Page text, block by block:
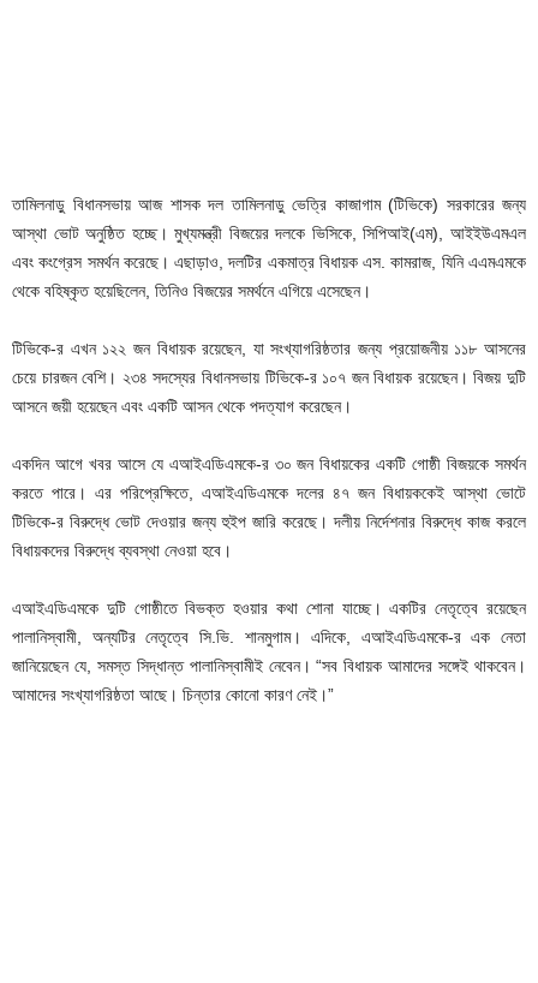
তামিলনাড়ু বিধানসভায় আজ শাসক দল তামিলনাড়ু ভেত্রি কাজাগাম (টিভিকে) সরকারের জন্য
আস্থা ভোট অনুষ্ঠিত হচ্ছে। মুখ্যমন্ত্রী বিজয়ের দলকে ভিসিকে, সিপিআই(এম), আইইউএমএল
এবং কংগ্রেস সমর্থন করেছে। এছাড়াও, দলটির একমাত্র বিধায়ক এস. কামরাজ, যিনি এএমএমকে
থেকে বহিষ্কৃত হয়েছিলেন, তিনিও বিজয়ের সমর্থনে এগিয়ে এসেছেন।
টিভিকে-র এখন ১২২ জন বিধায়ক রয়েছেন, যা সংখ্যাগরিষ্ঠতার জন্য প্রয়োজনীয় ১১৮ আসনের
চেয়ে চারজন বেশি। ২৩৪ সদস্যের বিধানসভায় টিভিকে-র ১০৭ জন বিধায়ক রয়েছেন। বিজয় দুটি
আসনে জয়ী হয়েছেন এবং একটি আসন থেকে পদত্যাগ করেছেন।
একদিন আগে খবর আসে যে এআইএডিএমকে-র ৩০ জন বিধায়কের একটি গোষ্ঠী বিজয়কে সমর্থন
করতে পারে। এর পরিপ্রেক্ষিতে, এআইএডিএমকে দলের ৪৭ জন বিধায়ককেই আস্থা ভোটে
টিভিকে-র বিরুদ্ধে ভোট দেওয়ার জন্য হুইপ জারি করেছে। দলীয় নির্দেশনার বিরুদ্ধে কাজ করলে
বিধায়কদের বিরুদ্ধে ব্যবস্থা নেওয়া হবে।
এআইএডিএমকে দুটি গোষ্ঠীতে বিভক্ত হওয়ার কথা শোনা যাচ্ছে। একটির নেতৃত্বে রয়েছেন
পালানিস্বামী, অন্যটির নেতৃত্বে সি.ভি. শানমুগাম। এদিকে, এআইএডিএমকে-র এক নেতা
জানিয়েছেন যে, সমস্ত সিদ্ধান্ত পালানিস্বামীই নেবেন। “সব বিধায়ক আমাদের সঙ্গেই থাকবেন।
আমাদের সংখ্যাগরিষ্ঠতা আছে। চিন্তার কোনো কারণ নেই।”